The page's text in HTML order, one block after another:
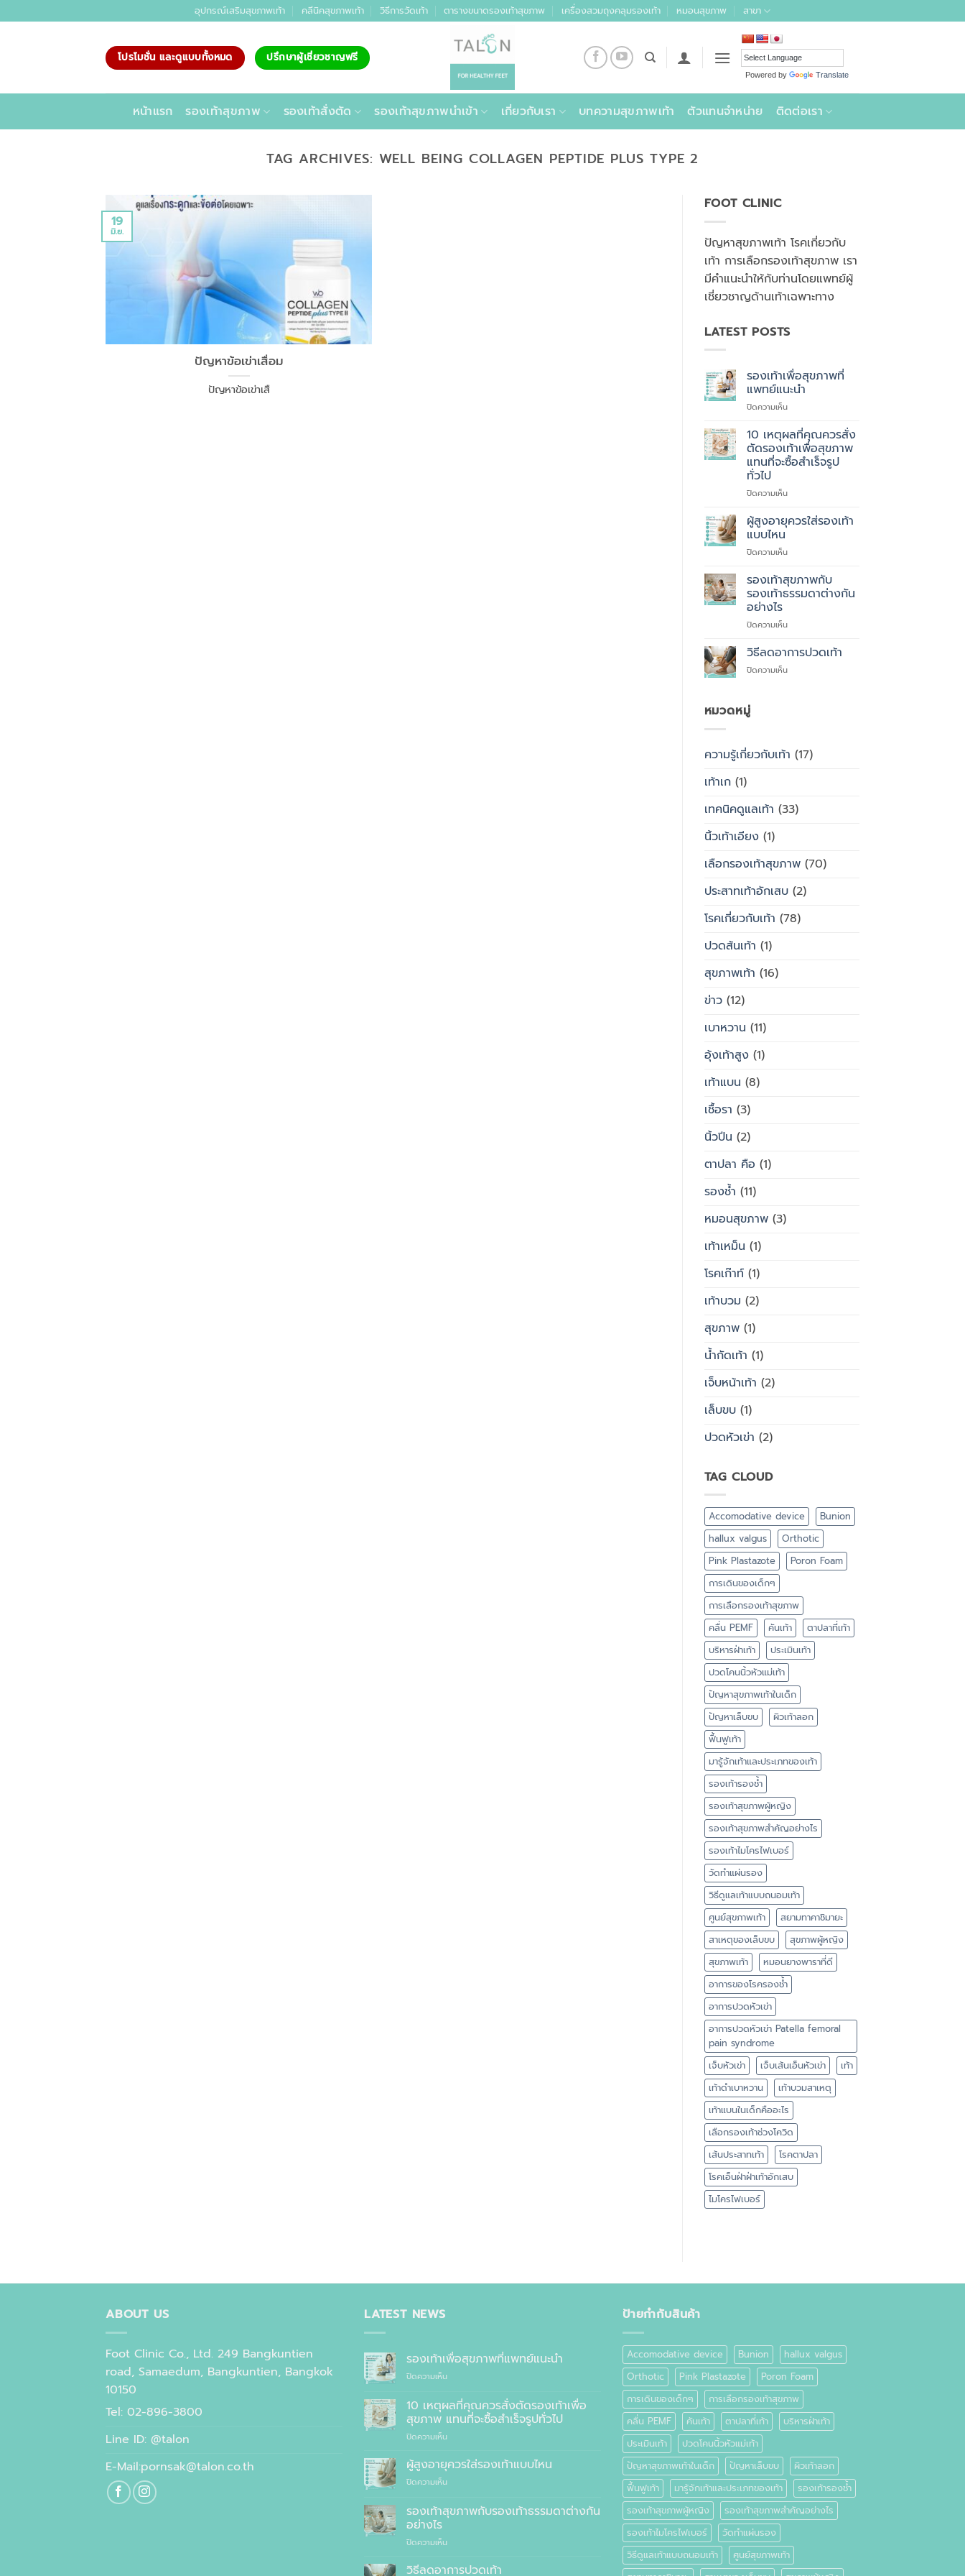
ไป
อุปกรณ์เสริมสุขภาพเท้า คลีนิคสุขภาพเท้า วิธีการวัดเท้า ตารางขนาดรองเท้าสุขภาพ เครื่องสวมถุงคลุมรองเท้า หมอนสุขภาพ สาขา
โปรโมชั่น และดูแบบทั้งหมด ปรึกษาผู้เชี่ยวชาญฟรี
Powered by Translate
หน้าแรก รองเท้าสุขภาพ รองเท้าสั่งตัด รองเท้าสุขภาพนำเข้า เกี่ยวกับเรา บทความสุขภาพเท้า ตัวแทนจำหน่าย ติดต่อเรา
TAG ARCHIVES: WELL BEING COLLAGEN PEPTIDE PLUS TYPE 2
ปัญหาข้อเข่าเสื่อม
ปัญหาข้อเข่าเสื
19
มิ.ย.
FOOT CLINIC
ปัญหาสุขภาพเท้า โรคเกี่ยวกับ
เท้า การเลือกรองเท้าสุขภาพ เรา
มีคำแนะนำให้กับท่านโดยแพทย์ผู้
เชี่ยวชาญด้านเท้าเฉพาะทาง
LATEST POSTS
รองเท้าเพื่อสุขภาพที่
แพทย์แนะนำ
ปิดความเห็นบน
เพื่อ
สุขภาพ
ที่
แพทย์
10 เหตุผลที่คุณควรสั่ง
ตัดรองเท้าเพื่อสุขภาพ
แทนที่จะซื้อสำเร็จรูป
ทั่วไป
ปิดความเห็นบน
เหตุผล
ที่
ควร
ตัด
รองเท้า
แทนที่
ซื้อ
ทั่วไป
ผู้สูงอายุควรใส่รองเท้า
แบบไหน
ปิดความเห็นบน
สูง
อายุ
ควร
รองเท้า
ไหน
รองเท้าสุขภาพกับ
รองเท้าธรรมดาต่างกัน
อย่างไร
ปิดความเห็นบน
สุขภาพ
รองเท้า
วิธีลดอาการปวดเท้า
ปิดความเห็นบน
หมวดหมู่
ความรู้เกี่ยวกับเท้า (17)
เท้าเก(1)
เทคนิคดูแลเท้า (33)
นิ้วเท้าเอียง(1)
เลือกรองเท้าสุขภาพ(70)
ประสาทเท้าอักเสบ(2)
โรคเกี่ยวกับเท้า (78)
ปวดส้นเท้า (1)
สุขภาพเท้า (16)
ข่าว(12)
เบาหวาน (11)
อุ้งเท้าสูง(1)
เท้าแบน (8)
เชื้อรา (3)
นิ้วปีน (2)
ตาปลา คือ (1)
รองช้ำ (11)
หมอนสุขภาพ(3)
เท้าเหม็น (1)
โรคเก๊าท์(1)
เท้าบวม (2)
สุขภาพ(1)
น้ำกัดเท้า (1)
เจ็บหน้าเท้า (2)
เล็บขบ(1)
ปวดหัวเข่า (2)
TAG CLOUD
Accomodative device
Bunion
hallux valgus
Orthotic
Pink Plastazote
Poron Foam
การเดินของเด็กๆ
การเลือกรองเท้าสุขภาพ
คลื่น PEMF
คันเท้า
ตาปลาที่เท้า
บริหารฝ่าเท้า
ประเมินเท้า
ปวดโคนนิ้วหัวแม่เท้า
ปัญหาสุขภาพเท้าในเด็ก
ปัญหาเล็บขบ
ผิวเท้าลอก
ฟื้นฟูเท้า
มารู้จักเท้าและประเภทของเท้า
รองเท้ารองช้ำ
รองเท้าสุขภาพผู้หญิง
รองเท้าสุขภาพสำคัญอย่างไร
รองเท้าไมโครไฟเบอร์
วัดทำแผ่นรอง
วิธีดูแลเท้าแบบถนอมเท้า
ศูนย์สุขภาพเท้า
สยามทาคาชิมายะ
สาเหตุของเล็บขบ
สุขภาพผู้หญิง
สุขภาพเท้า
หมอนยางพาราที่ดี
อาการของโรครองช้ำ
อาการปวดหัวเข่า
อาการปวดหัวเข่า Patella femoral
pain syndrome
เจ็บหัวเข่า
เจ็บเส้นเอ็นหัวเข่า
เท้า
เท้าดำเบาหวาน
เท้าบวมสาเหตุ
เท้าแบนในเด็กคืออะไร
เลือกรองเท้าช่วงโควิด
เส้นประสาทเท้า
โรคตาปลา
โรคเอ็นฝ่าฝ่าเท้าอักเสบ
ไมโครไฟเบอร์
ABOUT US
Foot Clinic Co., Ltd. 249 Bangkuntien
road, Samaedum, Bangkuntien, Bangkok
10150
Tel: 02-896-3800
Line ID: @talon
E-Mail:pornsak@talon.co.th
LATEST NEWS
รองเท้าเพื่อสุขภาพที่แพทย์แนะนำ
ปิดความเห็นบน
เพื่อ
สุขภาพ
ที่
แพทย์
10 เหตุผลที่คุณควรสั่งตัดรองเท้าเพื่อ
สุขภาพ แทนที่จะซื้อสำเร็จรูปทั่วไป
ปิดความเห็นบน
เหตุผล
คุณ
สั่ง
ตัด
เพื่อ
แทนที่
ผู้สูงอายุควรใส่รองเท้าแบบไหน
ปิดความเห็นบน
สูง
อายุ
ใส่
แบบ
รองเท้าสุขภาพกับรองเท้าธรรมดาต่างกัน
อย่างไร
ปิดความเห็นบน
สุขภาพ
วิธีลดอาการปวดเท้า
ป้ายกำกับสินค้า
Accomodative device Bunion
hallux valgus
Orthotic
Pink Plastazote
Poron Foam
การเดินของเด็กๆ
การเลือกรองเท้าสุขภาพ
คลื่น PEMF
คันเท้า ตาปลาที่เท้า
บริหารฝ่าเท้า
ประเมินเท้า
ปวดโคนนิ้วหัวแม่เท้า
ปัญหาสุขภาพเท้าในเด็ก
ปัญหาเล็บขบ
ผิวเท้าลอก
ฟื้นฟูเท้า
มารู้จักเท้าและประเภทของเท้า
รองเท้ารองช้ำ
รองเท้าสุขภาพผู้หญิง
รองเท้าสุขภาพสำคัญอย่างไร
รองเท้าไมโครไฟเบอร์
วัดทำแผ่นรอง
วิธีดูแลเท้าแบบถนอมเท้า
ศูนย์สุขภาพเท้า